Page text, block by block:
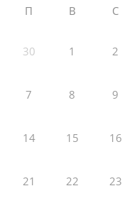
П В С
30 1 2
7 8 9
14 15 16
21 22 23